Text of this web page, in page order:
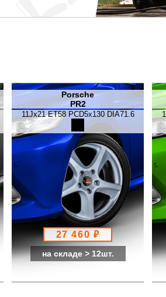
Porsche
PR2
11Jx21 ET58 PCD5x130 DIA71.6
27 460 ₽
на складе > 12шт.